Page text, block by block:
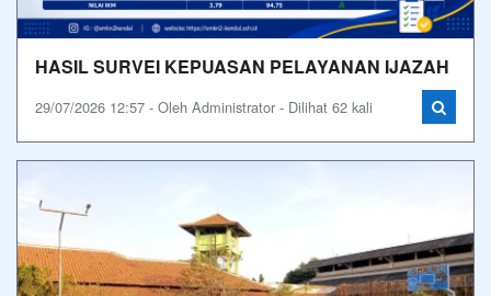
HASIL SURVEI KEPUASAN PELAYANAN IJAZAH
29/07/2026 12:57 - Oleh Administrator - Dilihat 62 kali